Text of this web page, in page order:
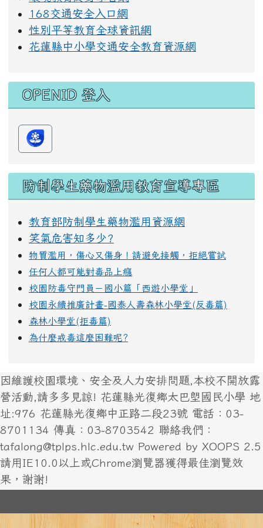
168交通安全入口網
性別平等教育全球資訊網
花蓮縣中小學交通安全教育資源網
OPENID 登入
防制學生藥物濫用教育宣導專區
教育部防制學生藥物濫用資源網
笑氣危害知多少?
物質濫用，傷心又傷身！請避免接觸，拒絕嘗試
任何人都可能對毒品上癮
校園防毒守門員－國小篇「西遊小學堂」
校園永續推廣計畫-國泰人壽森林小學堂(反毒篇)
森林小學堂(拒毒篇)
為什麼戒毒這麼困難呢?
因維護校園環境、安全及人力安排問題,本校不開放露
營活動,請多多見諒! 花蓮縣光復鄉太巴塱國民小學 地
址:976 花蓮縣光復鄉中正路二段23號 電話：03-
8701134 傳真：03-8703542 聯絡我們：
tafalong@tplps.hlc.edu.tw Powered by XOOPS 2.5
請用IE10.0以上或Chrome瀏覽器獲得最佳瀏覽效
果，謝謝!